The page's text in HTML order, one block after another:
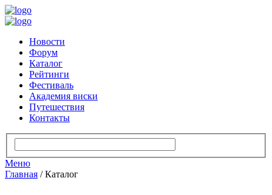
Новости
Форум
Каталог
Рейтинги
Фестиваль
Академия виски
Путешествия
Контакты
Меню
Главная /Каталог